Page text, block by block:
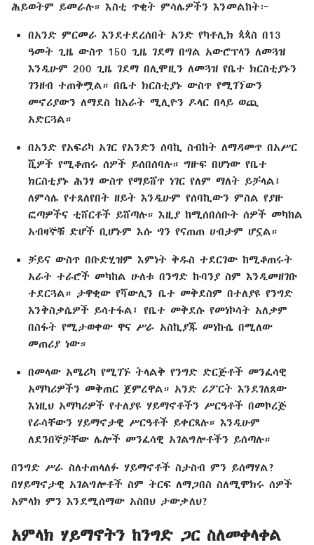
ሕይወትም ይመራሉ። እስቲ ጥቂት ምሳሌዎችን እንመልከት፦
በአንድ ምርመራ እንደተደረሰበት አንድ የካቶሊክ ጳጳስ በ13
ዓመት ጊዜ ውስጥ 150 ጊዜ ገደማ በግል አውሮፕላን ለመጓዝ
እንዲሁም 200 ጊዜ ገደማ በሊሞዚን ለመጓዝ የቤተ ክርስቲያኑን
ገንዘብ ተጠቅሟል። በቤተ ክርስቲያኑ ውስጥ የሚገኘውን
መኖሪያውን ለማደስ ከአራት ሚሊዮን ዶላር በላይ ወጪ
አድርጓል።
በአንድ የአፍሪካ አገር የአንድን ሰባኪ ስብከት ለማዳመጥ በአሥር
ሺዎች የሚቆጠሩ ሰዎች ይሰበሰባሉ። ግዙፍ በሆነው የቤተ
ክርስቲያኑ ሕንፃ ውስጥ የማይሸጥ ነገር የለም ማለት ይቻላል፤
ለምሳሌ የተጸለየበት ዘይት እንዲሁም የሰባኪውን ምስል የያዙ
ፎጣዎችና ቲሸርቶች ይሸጣሉ። እዚያ ከሚሰበሰቡት ሰዎች መካከል
አብዛኞቹ ድሆች ቢሆኑም እሱ ግን የናጠጠ ሀብታም ሆኗል።
ቻይና ውስጥ በቡድሂዝም እምነት ቅዱስ ተደርገው ከሚቆጠሩት
አራት ተራሮች መካከል ሁለቱ በንግድ ኩባንያ ስም እንዲመዘገቡ
ተደርጓል። ታዋቂው የሻውሊን ቤተ መቅደስም በተለያዩ የንግድ
እንቅስቃሴዎች ይሳተፋል፤ የቤተ መቅደሱ የመነኮሳት አለቃም
በስፋት የሚታወቀው ዋና ሥራ አስኪያጁ መነኩሴ በሚለው
መጠሪያ ነው።
በመላው አሜሪካ የሚገኙ ትላልቅ የንግድ ድርጅቶች መንፈሳዊ
አማካሪዎችን መቅጠር ጀምረዋል። አንድ ሪፖርት እንደገለጸው
እነዚህ አማካሪዎች የተለያዩ ሃይማኖቶችን ሥርዓቶች በመኮረጅ
የራሳቸውን ሃይማኖታዊ ሥርዓቶች ይቀርጻሉ። እንዲሁም
ለደንበኞቻቸው ሌሎች መንፈሳዊ አገልግሎቶችን ይሰጣሉ።
በንግድ ሥራ ስለተጠላለፉ ሃይማኖቶች ስታስብ ምን ይሰማሃል?
በሃይማኖታዊ አገልግሎቶች ስም ትርፍ ለማጋበስ ስለሚሞክሩ ሰዎች
አምላክ ምን እንደሚሰማው አስበህ ታውቃለህ?
አምላክ ሃይማኖትን ከንግድ ጋር ስለመቀላቀል